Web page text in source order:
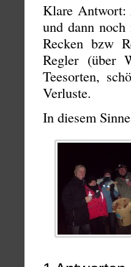
Klare Antwort:
und dann
Recken bzw
Regler (über
Teesorten,
Verluste.
In diesem